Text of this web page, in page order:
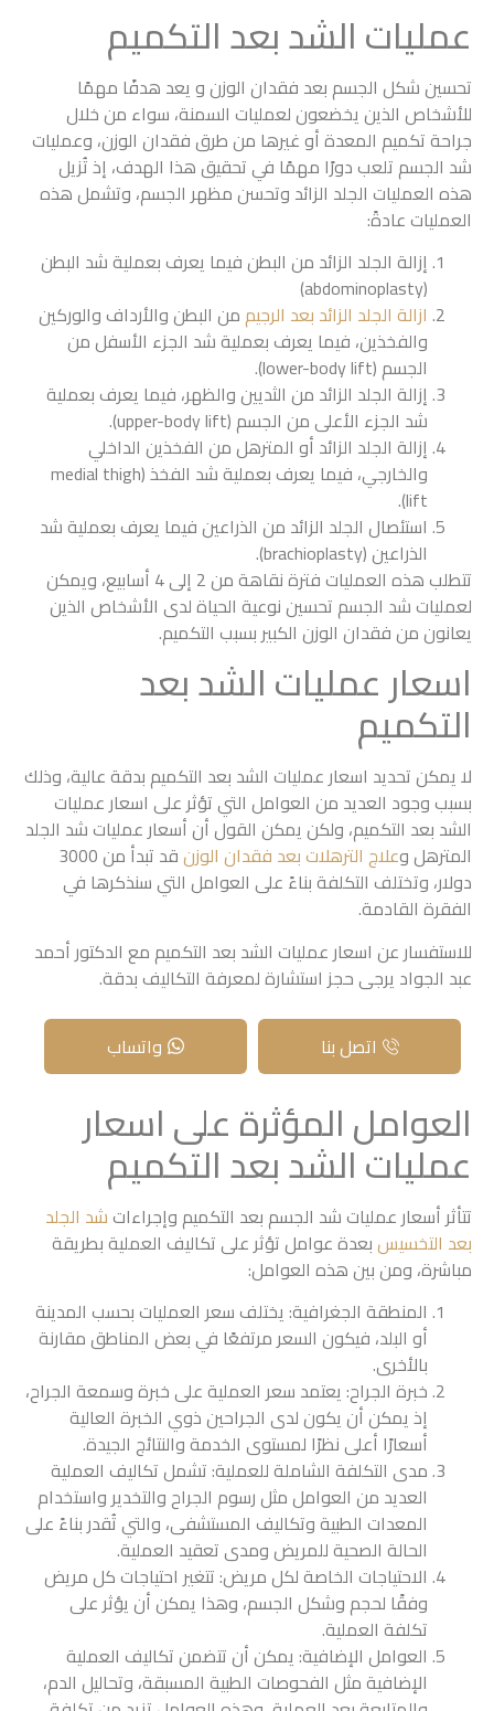
عمليات الشد بعد التكميم
تحسين شكل الجسم بعد فقدان الوزن و يعد هدفًا مهمًا
للأشخاص الذين يخضعون لعمليات السمنة، سواء من خلال
جراحة تكميم المعدة أو غيرها من طرق فقدان الوزن، وعمليات
شد الجسم تلعب دورًا مهمًا في تحقيق هذا الهدف، إذ تُزيل
هذه العمليات الجلد الزائد وتحسن مظهر الجسم، وتشمل هذه
العمليات عادةً:
إزالة الجلد الزائد من البطن فيما يعرف بعملية شد البطن
(abdominoplasty)
ازالة الجلد الزائد بعد الرجيم من البطن والأرداف والوركين
والفخذين، فيما يعرف بعملية شد الجزء الأسفل من
الجسم (lower-body lift).
إزالة الجلد الزائد من الثديين والظهر، فيما يعرف بعملية
شد الجزء الأعلى من الجسم (upper-body lift).
إزالة الجلد الزائد أو المترهل من الفخذين الداخلي
والخارجي، فيما يعرف بعملية شد الفخذ (medial thigh
lift).
استئصال الجلد الزائد من الذراعين فيما يعرف بعملية شد
الذراعين (brachioplasty).
تتطلب هذه العمليات فترة نقاهة من 2 إلى 4 أسابيع، ويمكن
لعمليات شد الجسم تحسين نوعية الحياة لدى الأشخاص الذين
يعانون من فقدان الوزن الكبير بسبب التكميم.
اسعار عمليات الشد بعد
التكميم
لا يمكن تحديد اسعار عمليات الشد بعد التكميم بدقة عالية، وذلك
بسبب وجود العديد من العوامل التي تؤثر على اسعار عمليات
الشد بعد التكميم، ولكن يمكن القول أن أسعار عمليات شد الجلد
المترهل وعلاج الترهلات بعد فقدان الوزن
قد تبدأ من 3000
دولار، وتختلف التكلفة بناءً على العوامل التي سنذكرها في
الفقرة القادمة.
للاستفسار عن اسعار عمليات الشد بعد التكميم مع الدكتور أحمد
عبد الجواد يرجى حجز استشارة لمعرفة التكاليف بدقة.
اتصل بنا واتساب
العوامل المؤثرة على اسعار
عمليات الشد بعد التكميم
تتأثر أسعار عمليات شد الجسم بعد التكميم وإجراءاتشد الجلد
بعد التخسيسبعدة عوامل تؤثر على تكاليف العملية بطريقة
مباشرة، ومن بين هذه العوامل:
المنطقة الجغرافية: يختلف سعر العمليات بحسب المدينة
أو البلد، فيكون السعر مرتفعًا في بعض المناطق مقارنة
بالأخرى.
خبرة الجراح: يعتمد سعر العملية على خبرة وسمعة الجراح،
إذ يمكن أن يكون لدى الجراحين ذوي الخبرة العالية
أسعارًا أعلى نظرًا لمستوى الخدمة والنتائج الجيدة.
مدى التكلفة الشاملة للعملية: تشمل تكاليف العملية
العديد من العوامل مثل رسوم الجراح والتخدير واستخدام
المعدات الطبية وتكاليف المستشفى، والتي تُقدر بناءً على
الحالة الصحية للمريض ومدى تعقيد العملية.
الاحتياجات الخاصة لكل مريض: تتغير احتياجات كل مريض
وفقًا لحجم وشكل الجسم، وهذا يمكن أن يؤثر على
تكلفة العملية.
العوامل الإضافية: يمكن أن تتضمن تكاليف العملية
الإضافية مثل الفحوصات الطبية المسبقة، وتحاليل الدم،